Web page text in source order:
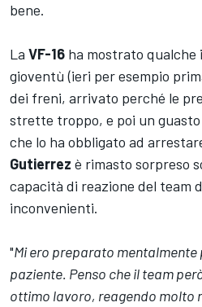
bene.
La VF-16 ha mostrato qualche
gioventù (ieri per esempio
dei freni, arrivato perché le
strette troppo, e poi un
che lo ha obbligato ad
Gutierrez è rimasto sorpreso
capacità di reazione del team
inconvenienti.
"Mi ero preparato mentalmente
paziente. Penso che il team
ottimo lavoro, reagendo molto